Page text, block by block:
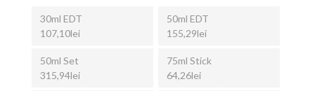
30ml EDT
107,10lei
50ml EDT
155,29lei
50ml Set
315,94lei
75ml Stick
64,26lei